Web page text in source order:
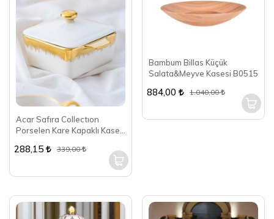
Acar Safıra Collectıon
Porselen Kare Kapaklı Kase
288,15 339,00
Bambum Billas Küçük
Salata&Meyve Kasesi B0515
884,00 1.040,00